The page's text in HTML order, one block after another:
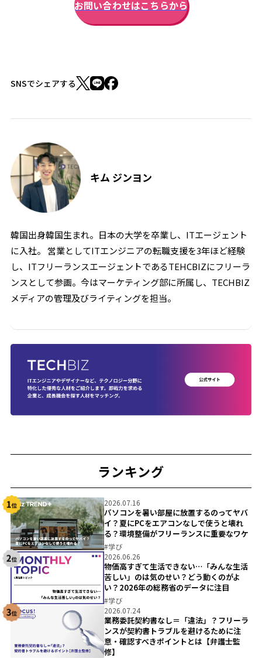
お問い合わせはこちらから
SNSでシェアする
キム ジンヨン
韓国出身韓国生まれ。日本の大学を卒業し、ITエージェント
に入社。 営業としてITエンジニアの転職支援を3年ほど経験
し、ITフリーランスエージェントであるTEHCBIZにフリーラ
ンスとして参画。今はマーケティング部に所属し、TECHBIZ
メディアの管理及びライティングを担当。
ランキング
2026.07.16
パソコンを暑い部屋に放置するのってヤバ
イ？夏にPCをエアコンなしで使うと壊れ
る？環境整備がフリーランスに重要なワケ
#学び
2026.06.26
物価高すぎて生活できない…「みんな生活
苦しい」のは気のせい？どう動くのがよ
い？2026年の総務省のデータに注目
#学び
2026.07.24
業務委託契約書なし＝「違法」？フリーラ
ンスが契約書トラブルを避けるために注
意・確認すべきポイントとは【弁護士監
修】